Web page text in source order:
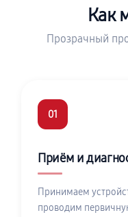
Как
Прозрачный
01
Приём и
Принимаем
проводим